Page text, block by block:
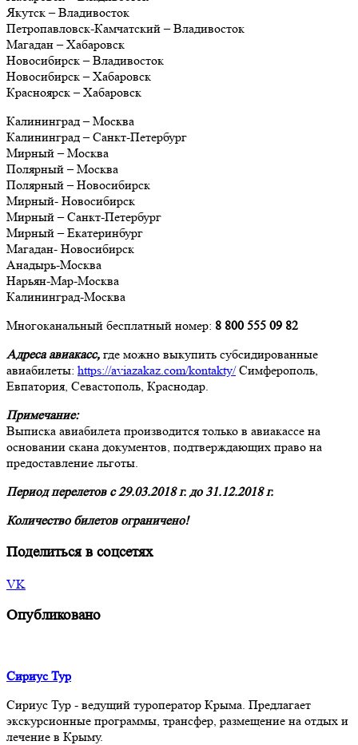
Якутск – Владивосток
Петропавловск-Камчатский – Владивосток
Магадан – Хабаровск
Новосибирск – Владивосток
Новосибирск – Хабаровск
Красноярск – Хабаровск
Калининград – Москва
Калининград – Санкт-Петербург
Мирный – Москва
Полярный – Москва
Полярный – Новосибирск
Мирный- Новосибирск
Мирный – Санкт-Петербург
Мирный – Екатеринбург
Магадан- Новосибирск
Анадырь-Москва
Нарьян-Мар-Москва
Калининград-Москва
Многоканальный бесплатный номер: 8 800 555 09 82
Адреса авиакасс, где можно выкупить субсидированные
авиабилеты: https://aviazakaz.com/kontakty/Симферополь,
Евпатория, Севастополь, Краснодар.
Примечание:
Выписка авиабилета производится только в авиакассе на
основании скана документов, подтверждающих право на
предоставление льготы.
Период перелетов с 29.03.2018 г. до 31.12.2018 г.
Количество билетов ограничено!
Поделиться в соцсетях
VK
Опубликовано
Сириус Тур
Сириус Тур - ведущий туроператор Крыма. Предлагает
экскурсионные программы, трансфер, размещение на отдых и
лечение в Крыму.